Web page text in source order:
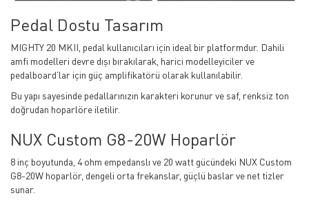
Pedal Dostu Tasarım
MIGHTY 20 MKII, pedal kullanıcıları için ideal bir platformdur. Dahili
amfi modelleri devre dışı bırakılarak, harici modelleyiciler ve
pedalboard’lar için güç amplifikatörü olarak kullanılabilir.
Bu yapı sayesinde pedallarınızın karakteri korunur ve saf, renksiz ton
doğrudan hoparlöre iletilir.
NUX Custom G8-20W Hoparlör
8 inç boyutunda, 4 ohm empedanslı ve 20 watt gücündeki NUX Custom
G8-20W hoparlör, dengeli orta frekanslar, güçlü baslar ve net tizler
sunar.